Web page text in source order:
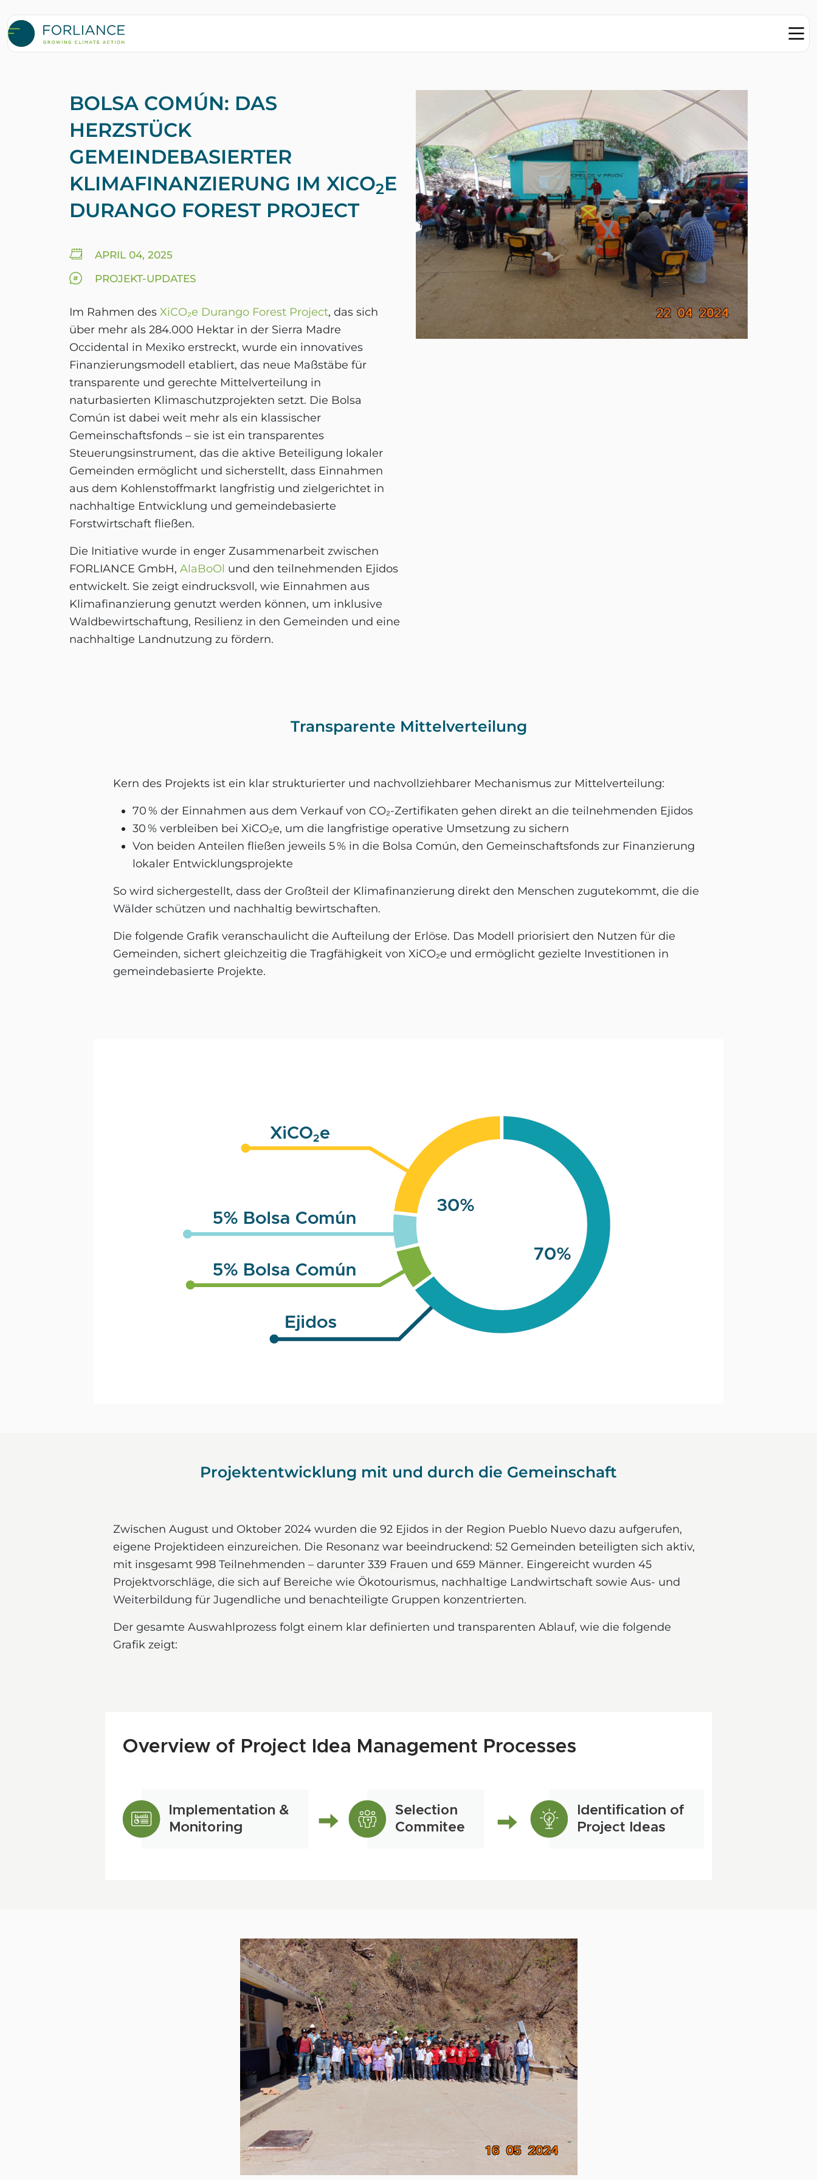
BOLSA COMÚN: DAS
HERZSTÜCK
GEMEINDEBASIERTER
KLIMAFINANZIERUNG IM XICO2E
DURANGO FOREST PROJECT
APRIL 04, 2025
PROJEKT-UPDATES
Im Rahmen des XiCO₂e Durango Forest Project, das sich
über mehr als 284.000 Hektar in der Sierra Madre
Occidental in Mexiko erstreckt, wurde ein innovatives
Finanzierungsmodell etabliert, das neue Maßstäbe für
transparente und gerechte Mittelverteilung in
naturbasierten Klimaschutzprojekten setzt. Die Bolsa
Común ist dabei weit mehr als ein klassischer
Gemeinschaftsfonds – sie ist ein transparentes
Steuerungsinstrument, das die aktive Beteiligung lokaler
Gemeinden ermöglicht und sicherstellt, dass Einnahmen
aus dem Kohlenstoffmarkt langfristig und zielgerichtet in
nachhaltige Entwicklung und gemeindebasierte
Forstwirtschaft fließen.
Die Initiative wurde in enger Zusammenarbeit zwischen
FORLIANCE GmbH, AlaBoOl und den teilnehmenden Ejidos
entwickelt. Sie zeigt eindrucksvoll, wie Einnahmen aus
Klimafinanzierung genutzt werden können, um inklusive
Waldbewirtschaftung, Resilienz in den Gemeinden und eine
nachhaltige Landnutzung zu fördern.
Transparente Mittelverteilung
Kern des Projekts ist ein klar strukturierter und nachvollziehbarer Mechanismus zur Mittelverteilung:
70 % der Einnahmen aus dem Verkauf von CO₂-Zertifikaten gehen direkt an die teilnehmenden Ejidos
30 % verbleiben bei XiCO₂e, um die langfristige operative Umsetzung zu sichern
Von beiden Anteilen fließen jeweils 5 % in die Bolsa Común, den Gemeinschaftsfonds zur Finanzierung
lokaler Entwicklungsprojekte
So wird sichergestellt, dass der Großteil der Klimafinanzierung direkt den Menschen zugutekommt, die die
Wälder schützen und nachhaltig bewirtschaften.
Die folgende Grafik veranschaulicht die Aufteilung der Erlöse. Das Modell priorisiert den Nutzen für die
Gemeinden, sichert gleichzeitig die Tragfähigkeit von XiCO₂e und ermöglicht gezielte Investitionen in
gemeindebasierte Projekte.
Projektentwicklung mit und durch die Gemeinschaft
Zwischen August und Oktober 2024 wurden die 92 Ejidos in der Region Pueblo Nuevo dazu aufgerufen,
eigene Projektideen einzureichen. Die Resonanz war beeindruckend: 52 Gemeinden beteiligten sich aktiv,
mit insgesamt 998 Teilnehmenden – darunter 339 Frauen und 659 Männer. Eingereicht wurden 45
Projektvorschläge, die sich auf Bereiche wie Ökotourismus, nachhaltige Landwirtschaft sowie Aus- und
Weiterbildung für Jugendliche und benachteiligte Gruppen konzentrierten.
Der gesamte Auswahlprozess folgt einem klar definierten und transparenten Ablauf, wie die folgende
Grafik zeigt: